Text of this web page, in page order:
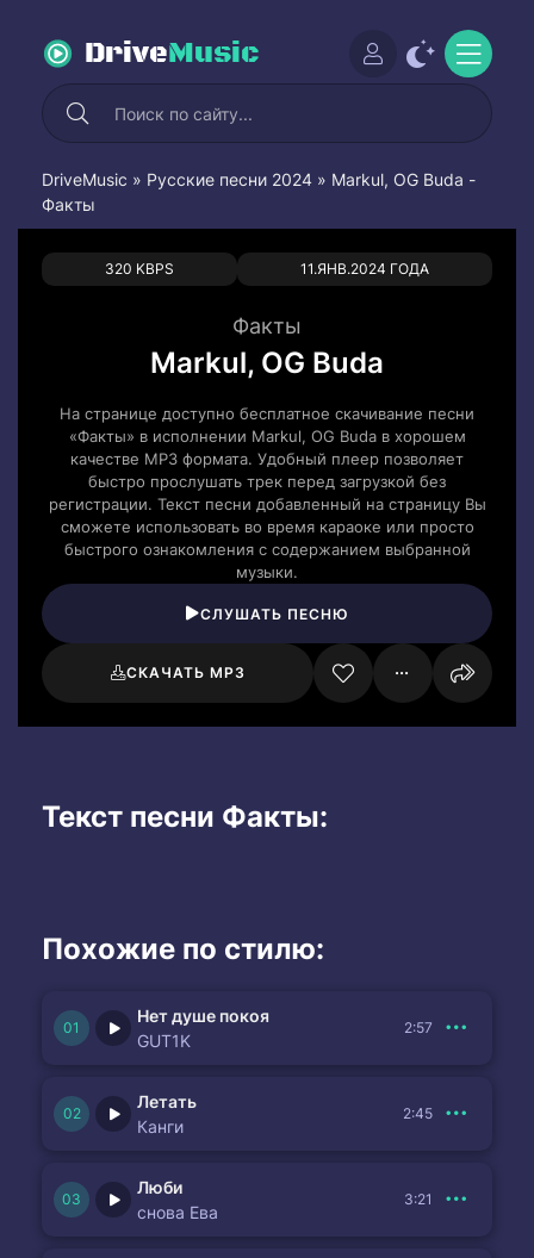
DriveMusic
DriveMusic » Русские песни 2024 » Markul, OG Buda -
Факты
320 KBPS 11.ЯНВ.2024 ГОДА
0 0
Факты
Markul, OG Buda
На странице доступно бесплатное скачивание песни
«Факты» в исполнении Markul, OG Buda в хорошем
качестве MP3 формата. Удобный плеер позволяет
быстро прослушать трек перед загрузкой без
регистрации. Текст песни добавленный на страницу Вы
сможете использовать во время караоке или просто
быстрого ознакомления с содержанием выбранной
музыки.
СЛУШАТЬ ПЕСНЮ
СКАЧАТЬ MP3
Текст песни Факты:
Похожие по стилю:
Нет душе покоя
GUT1K
2:57
Летать
Канги
2:45
Люби
снова Ева
3:21